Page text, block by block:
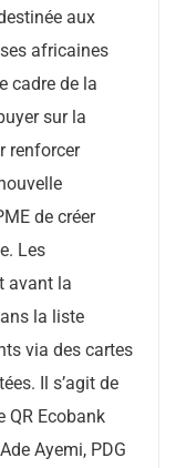
aux
africaines
cadre de la
sur la
renforcer
de créer
Les
avant la
la liste
via des cartes
Il s’agit de
QR Ecobank
Ayemi, PDG